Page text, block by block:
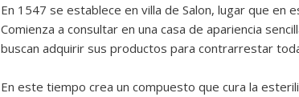
En 1547 se establece en villa de Salon, lugar que en
Comienza a consultar en una casa de apariencia
buscan adquirir sus productos para contrarrestar
En este tiempo crea un compuesto que cura la